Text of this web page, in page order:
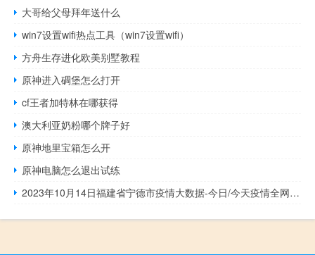
大哥给父母拜年送什么
win7设置wifi热点工具（win7设置wifi）
方舟生存进化欧美别墅教程
原神进入碉堡怎么打开
cf王者加特林在哪获得
澳大利亚奶粉哪个牌子好
原神地里宝箱怎么开
原神电脑怎么退出试练
2023年10月14日福建省宁德市疫情大数据-今日/今天疫情全网搜索最新实时消息动态情况通知播报